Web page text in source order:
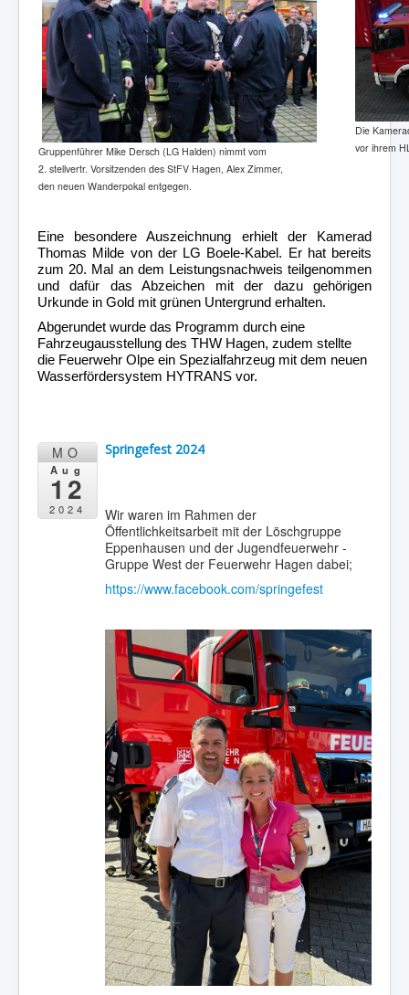
Gruppenführer Mike Dersch (LG Halden) nimmt vom
2. stellvertr. Vorsitzenden des StFV Hagen, Alex Zimmer,
den neuen Wanderpokal entgegen.
Die
vor ihrem
Eine besondere Auszeichnung erhielt der Kamerad
Thomas Milde von der LG Boele-Kabel. Er hat bereits
zum 20. Mal an dem Leistungsnachweis teilgenommen
und dafür das Abzeichen mit der dazu gehörigen
Urkunde in Gold mit grünen Untergrund erhalten.
Abgerundet wurde das Programm durch eine
Fahrzeugausstellung des THW Hagen, zudem stellte
die Feuerwehr Olpe ein Spezialfahrzeug mit dem neuen
Wasserfördersystem HYTRANS vor.
MO
Aug
12
2024
Springefest 2024
Wir waren im Rahmen der
Öffentlichkeitsarbeit mit der Löschgruppe
Eppenhausen und der Jugendfeuerwehr -
Gruppe West der Feuerwehr Hagen dabei;
https://www.facebook.com/springefest